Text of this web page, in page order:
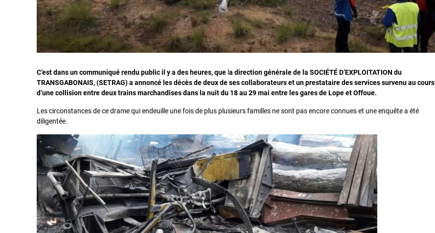
C’est dans un communiqué rendu public il y a des heures,que a direction générale de la SOCIÉTÉ D’EXPLOITATION du
TRANSGABONAIS, (SETRAG) a annoncé les décès de deux de ses collaborateurs et un prestataire des services survenu au cours
d’une collision entre deux trains marchandises dans la nuit du 18 au 29 mai entre les gares de Lope et Offoue.
Les circonstances de ce drame qui endeuille une fois de plus plusieurs familles ne sont pas encore connues et une enquête a été
diligentée.